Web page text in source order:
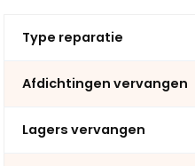
Type reparatie
Afdichtingen vervangen
Lagers vervangen